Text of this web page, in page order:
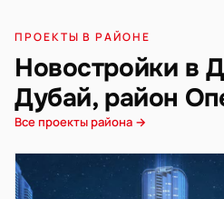
ПРОЕКТЫ В РАЙОНЕ
Новостройки в
Дубай, район
Все проекты района →